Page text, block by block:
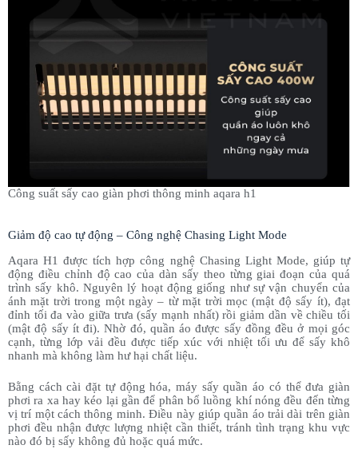
Công suất sấy cao giàn phơi thông minh aqara h1
Giảm độ cao tự động – Công nghệ Chasing Light Mode
Aqara H1 được tích hợp công nghệ Chasing Light Mode, giúp tự
động điều chỉnh độ cao của dàn sấy theo từng giai đoạn của quá
trình sấy khô. Nguyên lý hoạt động giống như sự vận chuyển của
ánh mặt trời trong một ngày – từ mặt trời mọc (mật độ sấy ít), đạt
đỉnh tối đa vào giữa trưa (sấy mạnh nhất) rồi giảm dần về chiều tối
(mật độ sấy ít đi). Nhờ đó, quần áo được sấy đồng đều ở mọi góc
cạnh, từng lớp vải đều được tiếp xúc với nhiệt tối ưu để sấy khô
nhanh mà không làm hư hại chất liệu.
Bằng cách cài đặt tự động hóa, máy sấy quần áo có thể đưa giàn
phơi ra xa hay kéo lại gần để phân bổ luồng khí nóng đều đến từng
vị trí một cách thông minh. Điều này giúp quần áo trải dài trên giàn
phơi đều nhận được lượng nhiệt cần thiết, tránh tình trạng khu vực
nào đó bị sấy không đủ hoặc quá mức.